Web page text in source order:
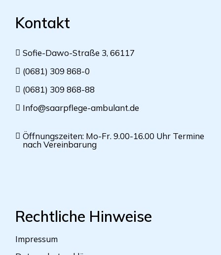
Kontakt
Sofie-Dawo-Straße 3, 66117
(0681) 309 868-0
(0681) 309 868-88
Info@saarpflege-ambulant.de
Öffnungszeiten: Mo-Fr. 9.00-16.00 Uhr Termine
nach Vereinbarung
Rechtliche Hinweise
Impressum